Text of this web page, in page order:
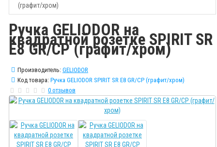
(графит/хром)
Ручка GELIODOR на
квадратной розетке SPIRIT SR
E8 GR/CP (графит/хром)
Производитель: GELIODOR
Код товара: Ручка GELIODOR SPIRIT SR E8 GR/CP (графит/хром)
0 отзывов